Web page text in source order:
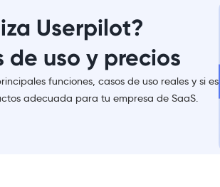
Userpilot?
de uso y precios
funciones, casos de uso reales y si es
adecuada para tu empresa de SaaS.